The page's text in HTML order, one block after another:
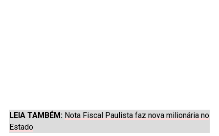
LEIA TAMBÉM: Nota Fiscal Paulista faz nova milionária no
Estado